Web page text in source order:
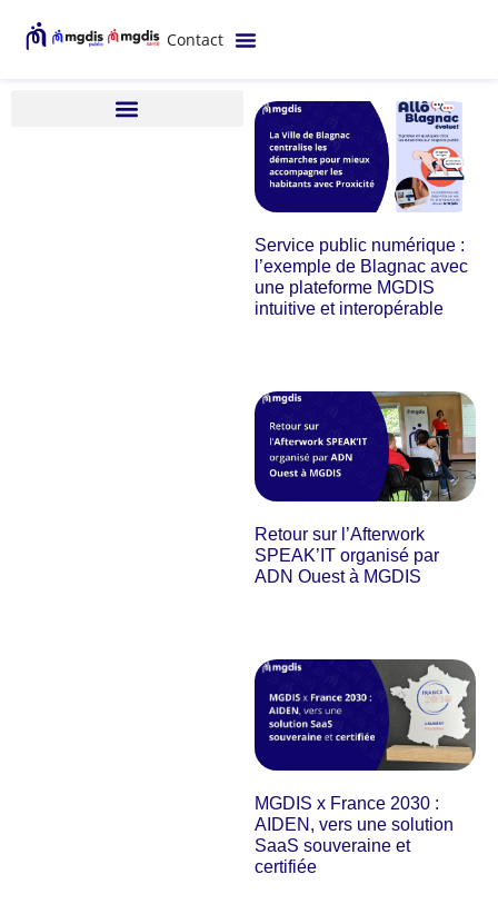
Contact
Service public numérique :
l’exemple de Blagnac avec
une plateforme MGDIS
intuitive et interopérable
Retour sur l’Afterwork
SPEAK’IT organisé par
ADN Ouest à MGDIS
MGDIS x France 2030 :
AIDEN, vers une solution
SaaS souveraine et
certifiée